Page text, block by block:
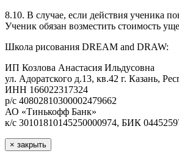
8.10. В случае, если действия ученика
Ученик обязан возместить стоимость
Школа рисования DREAM and DRAW:
ИП Козлова Анастасия Ильдусовна
ул. Адоратского д.13, кв.42 г. Казань,
ИНН 166022317324
р/с 40802810300002479662
АО «Тинькофф Банк»
к/с 30101810145250000974, БИК
× закрыть